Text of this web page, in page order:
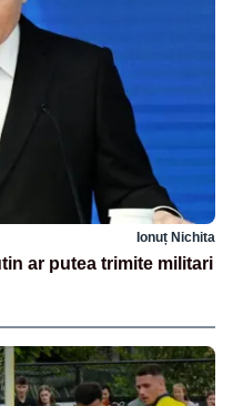
Ionuț Nichita
ar putea trimite militari